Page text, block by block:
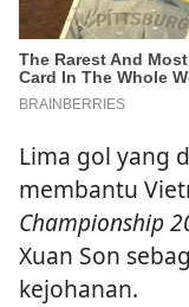
Lima gol yang
membantu
Championship
Xuan Son
kejohanan.